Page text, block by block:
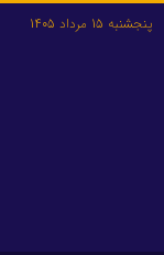
پنجشنبه 15 مرداد 1405